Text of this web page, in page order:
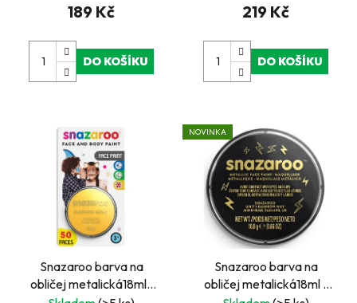
189 Kč
DO KOŠÍKU
219 Kč
DO KOŠÍKU
Snazaroo barva na
obličej metalická18ml-
NOVINKA
Snazaroo barva na
obličej metalická18ml -